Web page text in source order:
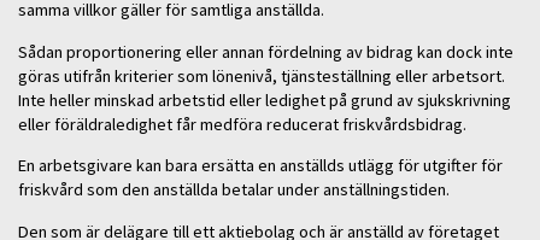
samma villkor gäller för samtliga anställda.
Sådan proportionering eller annan fördelning av bidrag kan dock inte
göras utifrån kriterier som lönenivå, tjänsteställning eller arbetsort.
Inte heller minskad arbetstid eller ledighet på grund av sjukskrivning
eller föräldraledighet får medföra reducerat friskvårdsbidrag.
En arbetsgivare kan bara ersätta en anställds utlägg för utgifter för
friskvård som den anställda betalar under anställningstiden.
Den som är delägare till ett aktiebolag och är anställd av företaget